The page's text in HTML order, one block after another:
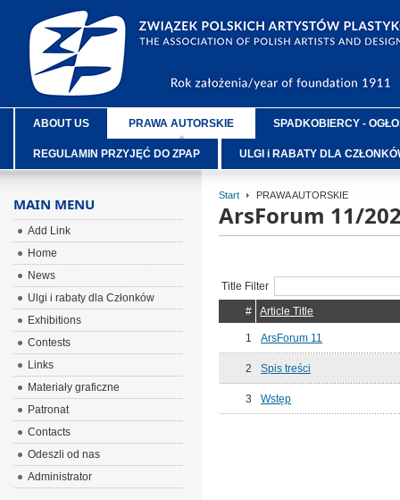
ABOUT US PRAWA AUTORSKIE SPADKOBIERCY -
REGULAMIN PRZYJĘĆ DO ZPAP ULGI i RABATY DLA
Start PRAWA AUTORSKIE
ArsForum 11/
Title Filter
#
Article Title
1 ArsForum 11
2 Spis treści
3 Wstęp
MAIN MENU
Add Link
Home
News
Ulgi i rabaty dla Członków
Exhibitions
Contests
Links
Materiały graficzne
Patronat
Contacts
Odeszli od nas
Administrator